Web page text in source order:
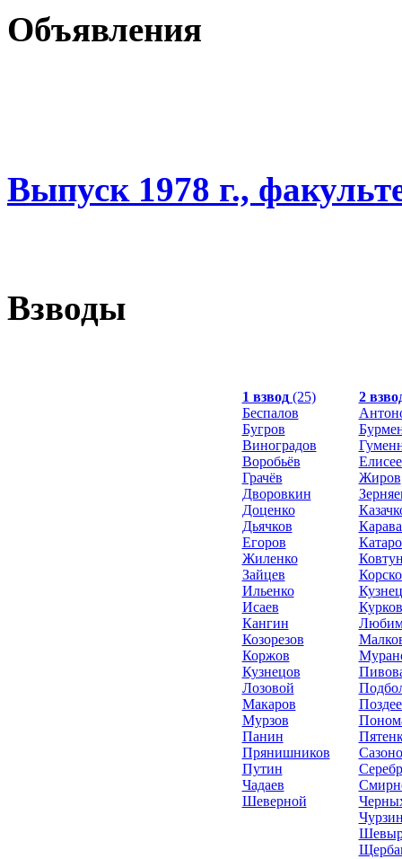
Объявления
Выпуск 1978 г.,
Взводы
1 взвод(25)
Беспалов
Бугров
Виноградов
Воробьёв
Грачёв
Дворовкин
Доценко
Дьячков
Егоров
Жиленко
Зайцев
Ильенко
Исаев
Кангин
Козорезов
Коржов
Кузнецов
Лозовой
Макаров
Мурзов
Панин
Прянишников
Путин
Чадаев
Шеверной
2
Жиров
Курков